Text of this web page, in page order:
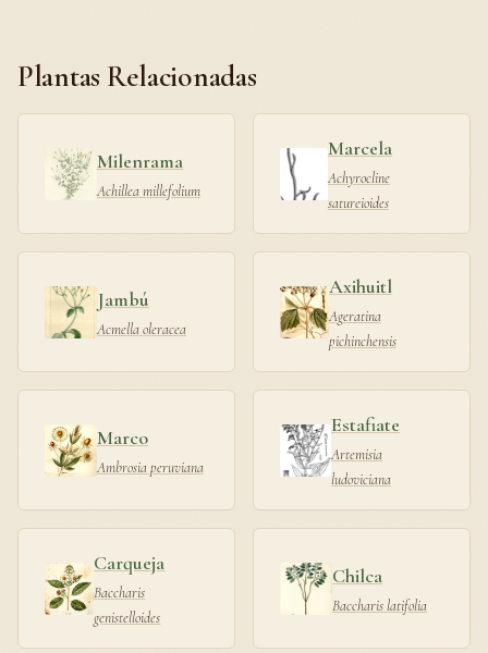
Plantas Relacionadas
Milenrama
Achillea millefolium
Marcela
Achyrocline
satureioides
Jambú
Acmella oleracea
Axihuitl
Ageratina
pichinchensis
Marco
Ambrosia peruviana
Estafiate
Artemisia
ludoviciana
Carqueja
Baccharis
genistelloides
Chilca
Baccharis latifolia